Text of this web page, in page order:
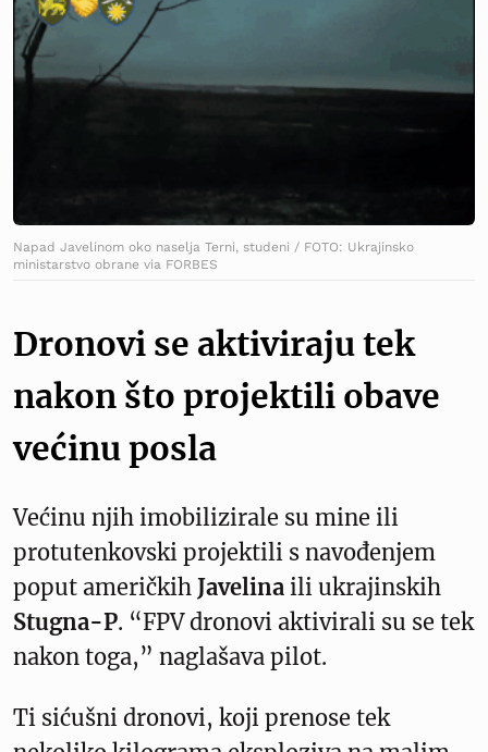
Napad Javelinom oko naselja Terni, studeni / FOTO: Ukrajinsko
ministarstvo obrane via FORBES
Dronovi se aktiviraju tek
nakon što projektili obave
većinu posla
Većinu njih imobilizirale su mine ili
protutenkovski projektili s navođenjem
poput američkih Javelina ili ukrajinskih
Stugna-P. “FPV dronovi aktivirali su se tek
nakon toga,” naglašava pilot.
Ti sićušni dronovi, koji prenose tek